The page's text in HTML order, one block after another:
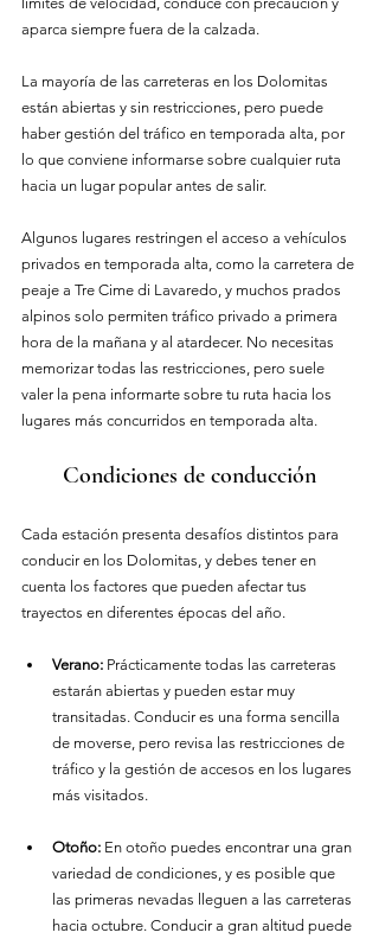
aparca siempre fuera de la calzada.
La mayoría de las carreteras en los Dolomitas
están abiertas y sin restricciones, pero puede
haber gestión del tráfico en temporada alta, por
lo que conviene informarse sobre cualquier ruta
hacia un lugar popular antes de salir.
Algunos lugares restringen el acceso a vehículos
privados en temporada alta, como la carretera de
peaje a Tre Cime di Lavaredo, y muchos prados
alpinos solo permiten tráfico privado a primera
hora de la mañana y al atardecer. No necesitas
memorizar todas las restricciones, pero suele
valer la pena informarte sobre tu ruta hacia los
lugares más concurridos en temporada alta.
Condiciones de conducción
Cada estación presenta desafíos distintos para
conducir en los Dolomitas, y debes tener en
cuenta los factores que pueden afectar tus
trayectos en diferentes épocas del año.
Verano: Prácticamente todas las carreteras
estarán abiertas y pueden estar muy
transitadas. Conducir es una forma sencilla
de moverse, pero revisa las restricciones de
tráfico y la gestión de accesos en los lugares
más visitados.
Otoño: En otoño puedes encontrar una gran
variedad de condiciones, y es posible que
las primeras nevadas lleguen a las carreteras
hacia octubre. Conducir a gran altitud puede